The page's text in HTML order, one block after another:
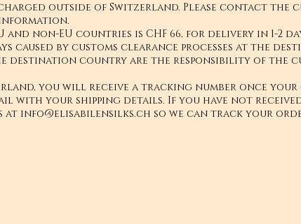
charged outside of Switzerland. Please contact
and non-EU countries is CHF 66, for delivery in 1-2
caused by customs clearance processes at the
destination country are the responsibility of the
you will receive a tracking number once your
with your shipping details. If you have not
at info@elisabilensilks.ch so we can track your